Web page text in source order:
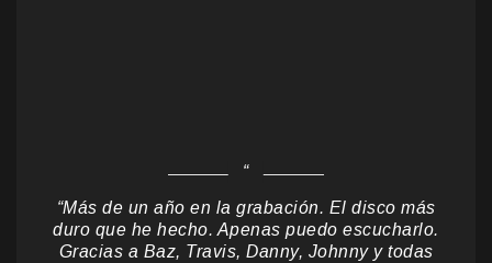
“Más de un año en la grabación. El disco más
duro que he hecho. Apenas puedo escucharlo.
Gracias a Baz, Travis, Danny, Johnny y todas